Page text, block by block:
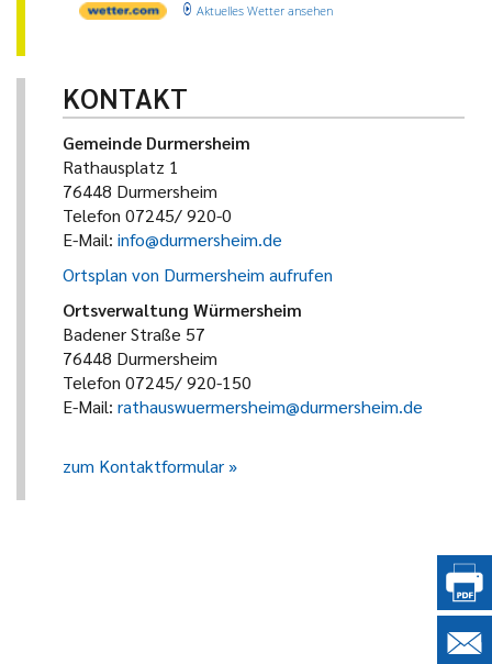
Aktuelles Wetter ansehen
KONTAKT
Gemeinde Durmersheim
Rathausplatz 1
76448 Durmersheim
Telefon 07245/ 920-0
E-Mail: info@durmersheim.de
Ortsplan von Durmersheim aufrufen
Ortsverwaltung Würmersheim
Badener Straße 57
76448 Durmersheim
Telefon 07245/ 920-150
E-Mail: rathauswuermersheim@durmersheim.de
zum Kontaktformular